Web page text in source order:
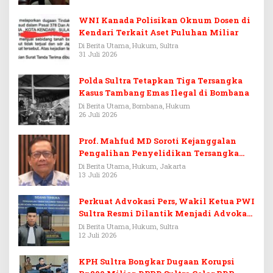
WNI Kanada Polisikan Oknum Dosen di
Kendari Terkait Aset Puluhan Miliar
Di Berita Utama, Hukum, Sultra
31 Juli 2026
Polda Sultra Tetapkan Tiga Tersangka
Kasus Tambang Emas Ilegal di Bombana
Di Berita Utama, Bombana, Hukum
26 Juli 2026
Prof. Mahfud MD Soroti Kejanggalan
Pengalihan Penyelidikan Tersangka
Febrie Adriansyah
Di Berita Utama, Hukum, Jakarta
13 Juli 2026
Perkuat Advokasi Pers, Wakil Ketua PWI
Sultra Resmi Dilantik Menjadi Advokat
PERADI
Di Berita Utama, Hukum, Sultra
12 Juli 2026
KPH Sultra Bongkar Dugaan Korupsi